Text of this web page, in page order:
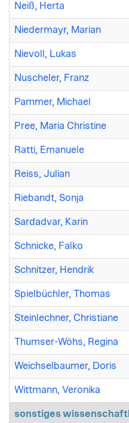
Neiß, Herta
Niedermayr, Marian
Nievoll, Lukas
Nuscheler, Franz
Pammer, Michael
Pree, Maria Christine
Ratti, Emanuele
Reiss, Julian
Riebandt, Sonja
Sardadvar, Karin
Schnicke, Falko
Schnitzer, Hendrik
Spielbüchler, Thomas
Steinlechner, Christiane
Thumser-Wöhs, Regina
Weichselbaumer, Doris
Wittmann, Veronika
sonstiges